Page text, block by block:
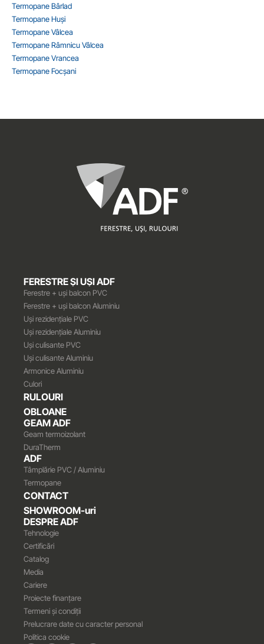
Termopane Bârlad
Termopane Huși
Termopane Vâlcea
Termopane Râmnicu Vâlcea
Termopane Vrancea
Termopane Focșani
FERESTRE ȘI UȘI ADF
Ferestre + uși balcon PVC
Ferestre + uși balcon Aluminiu
Uși rezidențiale PVC
Uși rezidențiale Aluminiu
Uși culisante PVC
Uși culisante Aluminiu
Armonice Aluminiu
Culori
RULOURI
OBLOANE
GEAM ADF
Geam termoizolant
DuraTherm
ADF
Tâmplărie PVC / Aluminiu
Termopane
CONTACT
SHOWROOM-uri
DESPRE ADF
Tehnologie
Certificări
Catalog
Media
Cariere
Proiecte finanțare
Termeni și condiții
Prelucrare date cu caracter personal
Politica cookie